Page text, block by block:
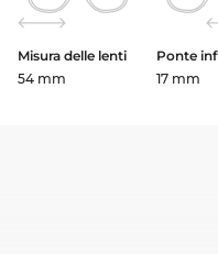
Misura delle lenti
54 mm
Ponte
17 mm